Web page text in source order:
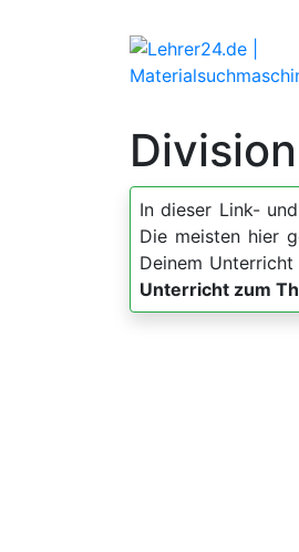
In dieser Link-
Die meisten hier
Deinem
Unterricht zum